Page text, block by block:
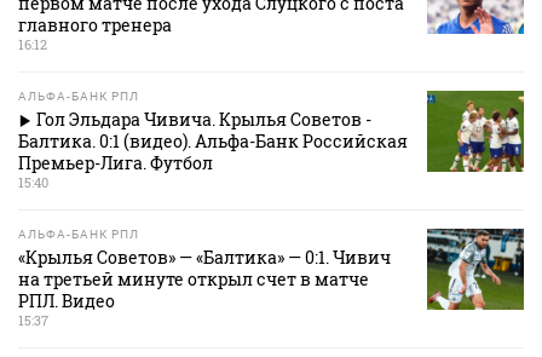
главного тренера
16:12
АЛЬФА-БАНК РПЛ
Гол Эльдара Чивича. Крылья Советов -
Балтика. 0:1 (видео). Альфа-Банк Российская
Премьер-Лига. Футбол
15:40
АЛЬФА-БАНК РПЛ
«Крылья Советов» — «Балтика» — 0:1. Чивич
на третьей минуте открыл счет в матче
РПЛ. Видео
15:37